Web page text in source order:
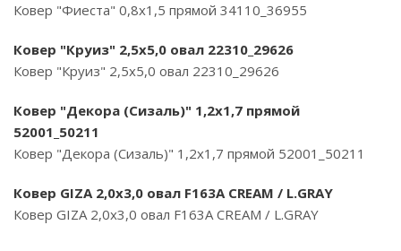
Ковер "Фиеста" 0,8х1,5 прямой 34110_36955
Ковер "Круиз" 2,5х5,0 овал 22310_29626
Ковер "Круиз" 2,5х5,0 овал 22310_29626
Ковер "Декора (Сизаль)" 1,2х1,7 прямой
52001_50211
Ковер "Декора (Сизаль)" 1,2х1,7 прямой 52001_50211
Ковер GIZA 2,0х3,0 овал F163A CREAM / L.GRAY
Ковер GIZA 2,0х3,0 овал F163A CREAM / L.GRAY